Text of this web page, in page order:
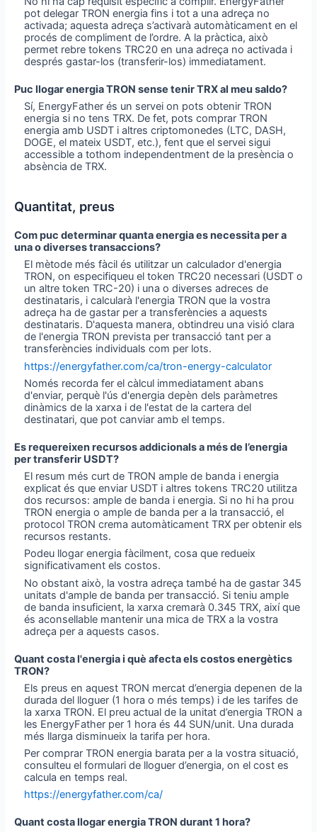
pot delegar TRON energia fins i tot a una adreça no
activada; aquesta adreça s’activarà automàticament en el
procés de compliment de l’ordre. A la pràctica, això
permet rebre tokens TRC20 en una adreça no activada i
després gastar-los (transferir-los) immediatament.
Puc llogar energia TRON sense tenir TRX al meu saldo?
Sí, EnergyFather és un servei on pots obtenir TRON
energia si no tens TRX. De fet, pots comprar TRON
energia amb USDT i altres criptomonedes (LTC, DASH,
DOGE, el mateix USDT, etc.), fent que el servei sigui
accessible a tothom independentment de la presència o
absència de TRX.
Quantitat, preus
Com puc determinar quanta energia es necessita per a
una o diverses transaccions?
El mètode més fàcil és utilitzar un calculador d'energia
TRON, on especifiqueu el token TRC20 necessari (USDT o
un altre token TRC-20) i una o diverses adreces de
destinataris, i calcularà l'energia TRON que la vostra
adreça ha de gastar per a transferències a aquests
destinataris. D'aquesta manera, obtindreu una visió clara
de l'energia TRON prevista per transacció tant per a
transferències individuals com per lots.
https://energyfather.com/ca/tron-energy-calculator
Només recorda fer el càlcul immediatament abans
d'enviar, perquè l'ús d'energia depèn dels paràmetres
dinàmics de la xarxa i de l'estat de la cartera del
destinatari, que pot canviar amb el temps.
Es requereixen recursos addicionals a més de l’energia
per transferir USDT?
El resum més curt de TRON ample de banda i energia
explicat és que enviar USDT i altres tokens TRC20 utilitza
dos recursos: ample de banda i energia. Si no hi ha prou
TRON energia o ample de banda per a la transacció, el
protocol TRON crema automàticament TRX per obtenir els
recursos restants.
Podeu llogar energia fàcilment, cosa que redueix
significativament els costos.
No obstant això, la vostra adreça també ha de gastar 345
unitats d'ample de banda per transacció. Si teniu ample
de banda insuficient, la xarxa cremarà 0.345 TRX, així que
és aconsellable mantenir una mica de TRX a la vostra
adreça per a aquests casos.
Quant costa l'energia i què afecta els costos energètics
TRON?
Els preus en aquest TRON mercat d’energia depenen de la
durada del lloguer (1 hora o més temps) i de les tarifes de
la xarxa TRON. El preu actual de la unitat d’energia TRON a
les EnergyFather per 1 hora és 44 SUN/unit. Una durada
més llarga disminueix la tarifa per hora.
Per comprar TRON energia barata per a la vostra situació,
consulteu el formulari de lloguer d’energia, on el cost es
calcula en temps real.
https://energyfather.com/ca/
Quant costa llogar energia TRON durant 1 hora?